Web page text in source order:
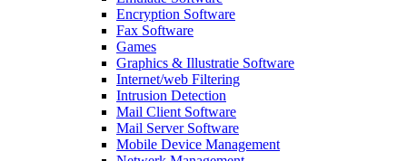
Encryption Software
Fax Software
Games
Graphics & Illustratie Software
Internet/web Filtering
Intrusion Detection
Mail Client Software
Mail Server Software
Mobile Device Management